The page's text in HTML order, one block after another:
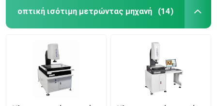
οπτική ισότιμη μετρώντας μηχανή (14)